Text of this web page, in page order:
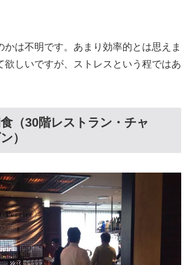
は不明です。 あまり効率的とは思えま
欲しいですが、ストレスという程ではあ
（30階レストラン・チャ
）